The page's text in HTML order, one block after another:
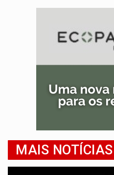
MAIS NOTÍCIAS